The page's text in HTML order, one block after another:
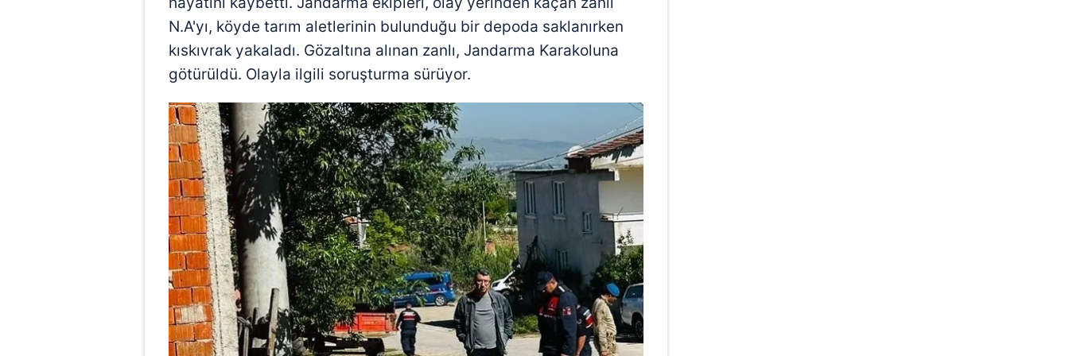
mevzuata uygun olarak kullanılan çerezlerle ilgili bilgi almak için lütfen tıklayınız
N.A'yı, köyde tarım aletlerinin bulunduğu bir depoda saklanırken
kıskıvrak yakaladı. Gözaltına alınan zanlı, Jandarma Karakoluna
götürüldü. Olayla ilgili soruşturma sürüyor.